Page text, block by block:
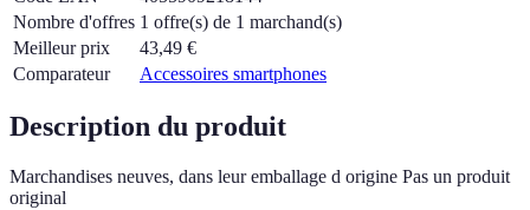
Nombre d'offres 1 offre(s) de 1 marchand(s)
Meilleur prix
43,49 €
Comparateur
Accessoires smartphones
Description du produit
Marchandises neuves, dans leur emballage d origine Pas un produit
original